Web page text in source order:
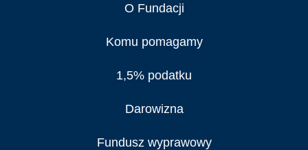
O Fundacji
Komu pomagamy
1,5% podatku
Darowizna
Fundusz wyprawowy